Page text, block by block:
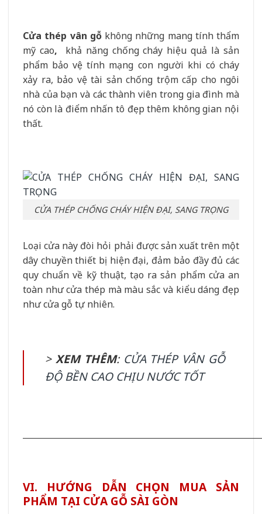
Cửa thép vân gỗ không những mang tính thẩm
mỹ cao, khả năng chống cháy hiệu quả là sản
phẩm bảo vệ tính mạng con người khi có cháy
xảy ra, bảo vệ tài sản chống trộm cấp cho ngôi
nhà của bạn và các thành viên trong gia đình mà
nó còn là điểm nhấn tô đẹp thêm không gian nội
thất.
CỬA THÉP CHỐNG CHÁY HIỆN ĐẠI, SANG TRỌNG
Loại cửa này đòi hỏi phải được sản xuất trên một
dây chuyền thiết bị hiện đại, đảm bảo đầy đủ các
quy chuẩn về kỹ thuật, tạo ra sản phẩm cửa an
toàn như cửa thép mà màu sắc và kiểu dáng đẹp
như cửa gỗ tự nhiên.
> XEM THÊM: CỬA THÉP VÂN GỖ
ĐỘ BỀN CAO CHỊU NƯỚC TỐT
VI. HƯỚNG DẪN CHỌN MUA SẢN
PHẨM TẠI CỬA GỖ SÀI GÒN